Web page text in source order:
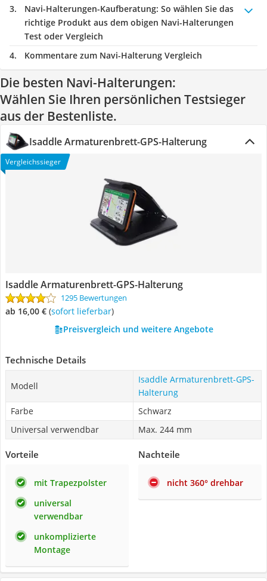
Navi-Halterungen-Kaufberatung: So wählen Sie das
richtige Produkt aus dem obigen Navi-Halterungen
Test oder Vergleich
Kommentare zum Navi-Halterung Vergleich
Die besten Navi-Halterungen:
Wählen Sie Ihren persönlichen Testsieger
aus der Bestenliste.
Isaddle Armaturenbrett-GPS-Halterung
Vergleichssieger
Isaddle Armaturenbrett-GPS-Halterung
1295 Bewertungen
ab 16,00 € ( Sofort lieferbar)
Preisvergleich und weitere Angebote
Technische Details
Modell
Isaddle Armaturenbrett-GPS-
Halterung
Farbe
Schwarz
Universal verwendbar
Max. 244 mm
Vorteile
mit Trapezpolster
universal
verwendbar
unkomplizierte
Montage
Nachteile
nicht 360° drehbar